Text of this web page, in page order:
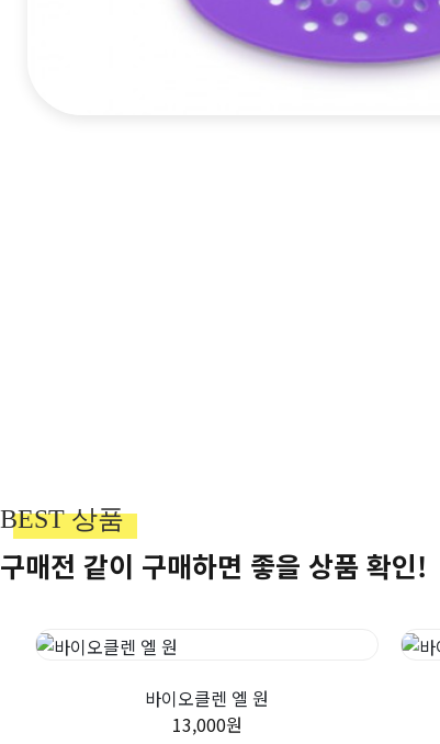
BEST 상품
구매전 같이 구매하면 좋을 상품 확인!
바이오클렌 엘 원
13,000원